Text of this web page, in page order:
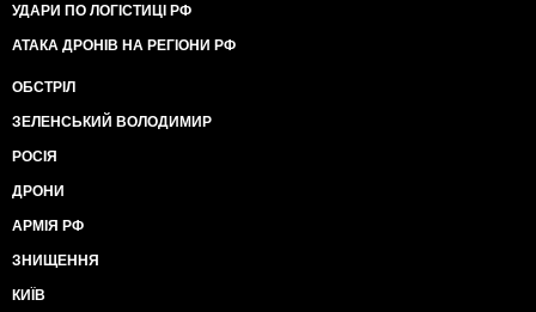
УДАРИ ПО ЛОГІСТИЦІ РФ
АТАКА ДРОНІВ НА РЕГІОНИ РФ
ОБСТРІЛ
ЗЕЛЕНСЬКИЙ ВОЛОДИМИР
РОСІЯ
ДРОНИ
АРМІЯ РФ
ЗНИЩЕННЯ
КИЇВ